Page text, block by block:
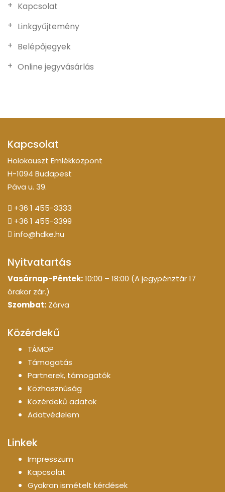
Kapcsolat
Linkgyűjtemény
Belépőjegyek
Online jegyvásárlás
Kapcsolat
Holokauszt Emlékközpont
H-1094 Budapest
Páva u. 39.
+36 1 455-3333
+36 1 455-3399
info@hdke.hu
Nyitvatartás
Vasárnap-Péntek:10:00 – 18:00 (A jegypénztár 17
órakor zár.)
Szombat: Zárva
Közérdekű
TÁMOP
Támogatás
Partnerek, támogatók
Közhasznúság
Közérdekű adatok
Adatvédelem
Linkek
Impresszum
Kapcsolat
Gyakran ismételt kérdések